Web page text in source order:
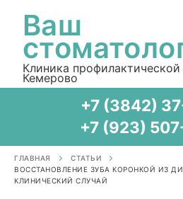
Ваш
Клиника
Кемерово
+7 (3842)
+7 (923)
ГЛАВНАЯ
СТАТЬИ
ВОССТАНОВЛЕНИЕ ЗУБА КОРОНКОЙ ИЗ
КЛИНИЧЕСКИЙ СЛУЧАЙ